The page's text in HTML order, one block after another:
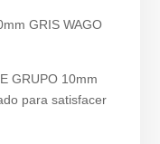
GRIS WAGO
GRUPO 10mm
para satisfacer